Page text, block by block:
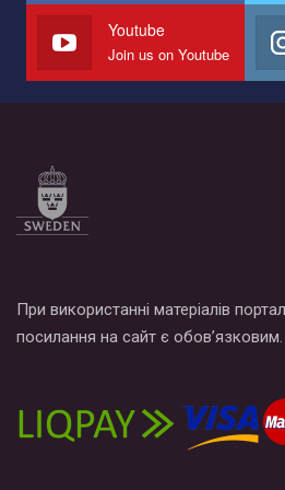
СОГИ в Украине.
Все, что вам нужно сделать - это
по этой ссылке и поставить лайк
Youtube
Join us on Youtube
При використанні матеріалів
посилання на сайт є обов’язковим.